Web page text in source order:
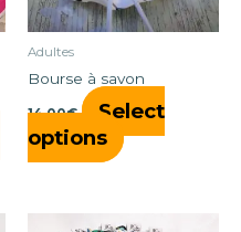
Adultes
Bourse à savon
14,00€
Select
options